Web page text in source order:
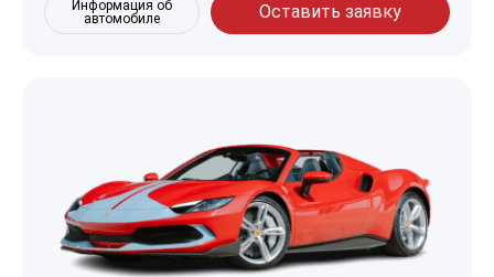
Информация об
автомобиле
Оставить заявку